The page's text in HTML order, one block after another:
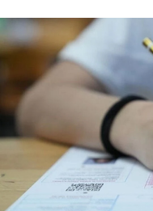
Dernekler, Odalar
Diğer
EĞİTİM
EKONOMİ
Haber Arşivi